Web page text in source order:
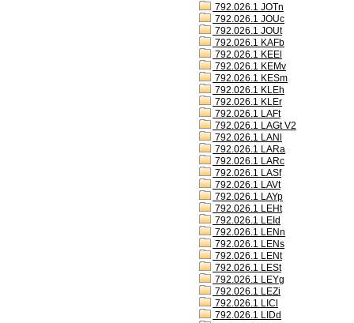
792.026.1 JOTn
792.026.1 JOUc
792.026.1 JOUt
792.026.1 KAFb
792.026.1 KEEl
792.026.1 KEMv
792.026.1 KESm
792.026.1 KLEh
792.026.1 KLEr
792.026.1 LAFt
792.026.1 LAGt V2
792.026.1 LANl
792.026.1 LARa
792.026.1 LARc
792.026.1 LASf
792.026.1 LAVt
792.026.1 LAYp
792.026.1 LEHt
792.026.1 LEId
792.026.1 LENn
792.026.1 LENs
792.026.1 LENt
792.026.1 LESt
792.026.1 LEYg
792.026.1 LEZi
792.026.1 LICl
792.026.1 LIDd